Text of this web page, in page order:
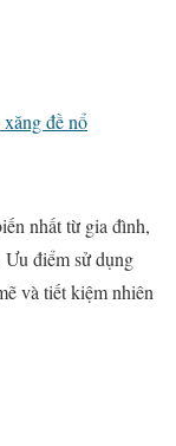
đề nổ
nhất từ gia đình,
điểm sử dụng
và tiết kiệm nhiên